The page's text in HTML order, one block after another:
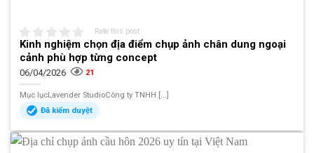
Rate this post
Kinh nghiệm chọn địa điểm chụp ảnh chân dung ngoại
cảnh phù hợp từng concept
06/04/2026 21
Mục lụcLavender StudioCông ty TNHH [...]
Đã kiểm duyệt